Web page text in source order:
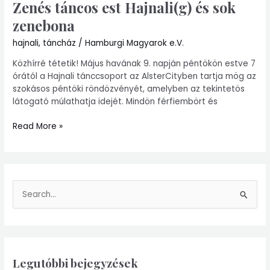
Zenés táncos est Hajnali(g) és sok
zenebona
hajnali, táncház /Hamburgi Magyarok e.V.
Közhírré tétetik! Május havának 9. napján péntökön estve 7
órától a Hajnali tánccsoport az AlsterCityben tartja mög az
szokásos péntöki röndözvényét, amelyben az tekintetös
látogató múlathatja idejét. Mindön férfiembört és
Read More »
c
Legutóbbi bejegyzések